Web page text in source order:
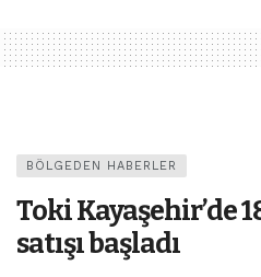
BÖLGEDEN HABERLER
Toki Kayaşehir’de
satışı başladı